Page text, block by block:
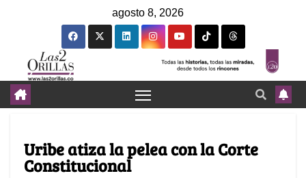
agosto 8, 2026
Uribe atiza la pelea con la Corte
Constitucional